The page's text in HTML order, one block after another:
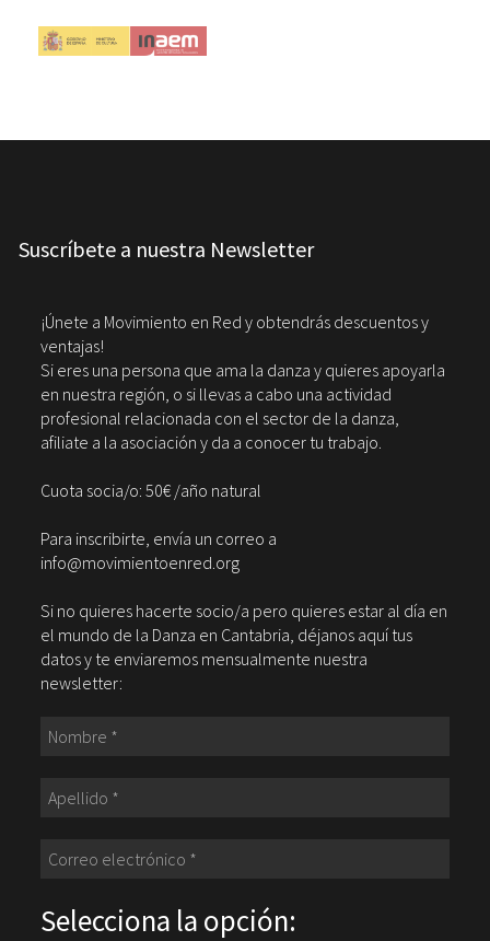
Suscríbete a nuestra Newsletter
¡Únete a Movimiento en Red y obtendrás descuentos y
ventajas!
Si eres una persona que ama la danza y quieres apoyarla
en nuestra región, o si llevas a cabo una actividad
profesional relacionada con el sector de la danza,
afiliate a la asociación y da a conocer tu trabajo.
Cuota socia/o: 50€ /año natural
Para inscribirte, envía un correo a
info@movimientoenred.org
Si no quieres hacerte socio/a pero quieres estar al día en
el mundo de la Danza en Cantabria, déjanos aquí tus
datos y te enviaremos mensualmente nuestra
newsletter:
Selecciona la opción: